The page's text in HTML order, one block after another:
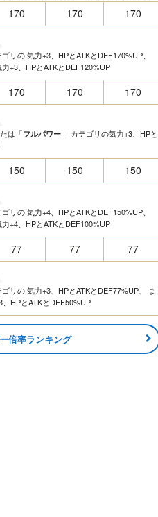
170 170 170
ゴリの 気力+3、HPとATKとDEF170%UP、
+3、HPとATKとDEF120%UP
170 170 170
は「フルパワー 」 カテゴリの気力+3、HPと
150 150 150
ゴリの 気力+4、HPとATKとDEF150%UP、
+4、HPとATKとDEF100%UP
77 77 77
ゴリの 気力+3、HPとATKとDEF77%UP、 ま
HPとATKとDEF50%UP
倍率ランキング